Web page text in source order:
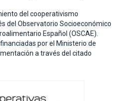
del cooperativismo
del Observatorio Socioeconómico
Español (OSCAE).
por el Ministerio de
a través del citado